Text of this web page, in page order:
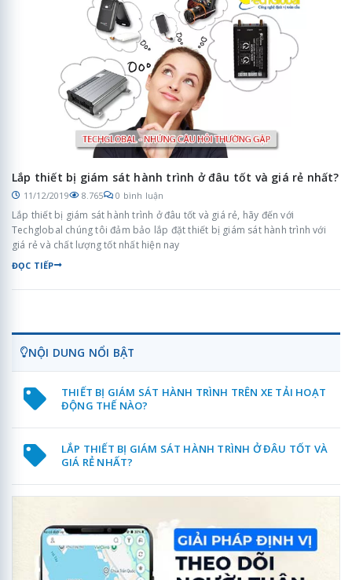
Lắp thiết bị giám sát hành trình ở đâu tốt và giá rẻ nhất?
11/12/2019 8.765 0 bình luận
Lắp thiết bị giám sát hành trình ở đâu tốt và giá rẻ, hãy đến với
Techglobal chúng tôi đảm bảo lắp đặt thiết bị giám sát hành trình với
giá rẻ và chất lượng tốt nhất hiện nay
ĐỌC TIẾP
NỘI DUNG NỔI BẬT
THIẾT BỊ GIÁM SÁT HÀNH TRÌNH TRÊN XE TẢI HOẠT
ĐỘNG THẾ NÀO?
LẮP THIẾT BỊ GIÁM SÁT HÀNH TRÌNH Ở ĐÂU TỐT VÀ
GIÁ RẺ NHẤT?